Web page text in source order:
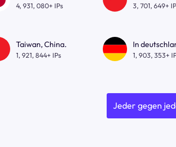
4, 931, 080+ IPs 3, 701, 649+
Taiwan, China.
1, 921, 844+ IPs
In
1, 903, 353+
Jeder gegen